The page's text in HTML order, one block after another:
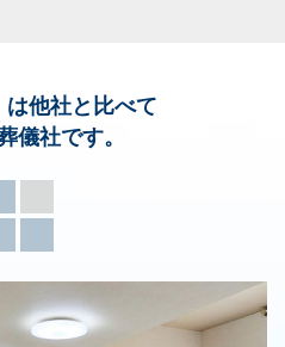
は他社と比べて
儀社です。